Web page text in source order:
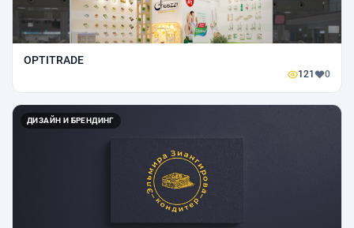
OPTITRADE
121 0
ДИЗАЙН И БРЕНДИНГ